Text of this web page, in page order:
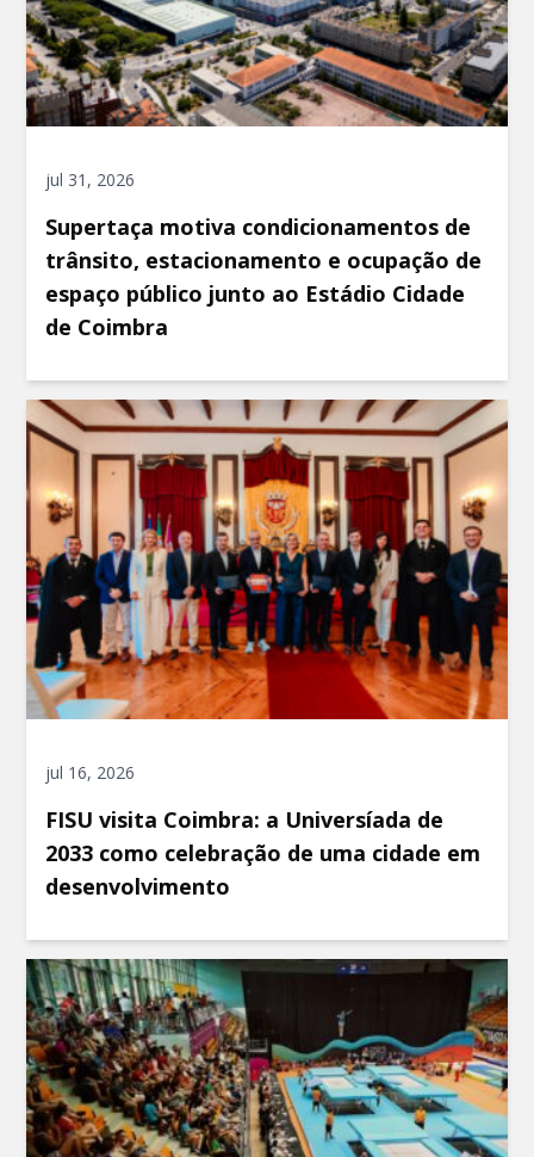
jul 31, 2026
Supertaça motiva condicionamentos de
trânsito, estacionamento e ocupação de
espaço público junto ao Estádio Cidade
de Coimbra
jul 16, 2026
FISU visita Coimbra: a Universíada de
2033 como celebração de uma cidade em
desenvolvimento